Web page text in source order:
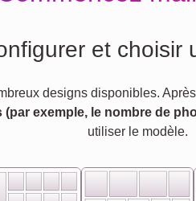
et choisir
designs disponibles.
exemple, le nombre de
utiliser le modèle.